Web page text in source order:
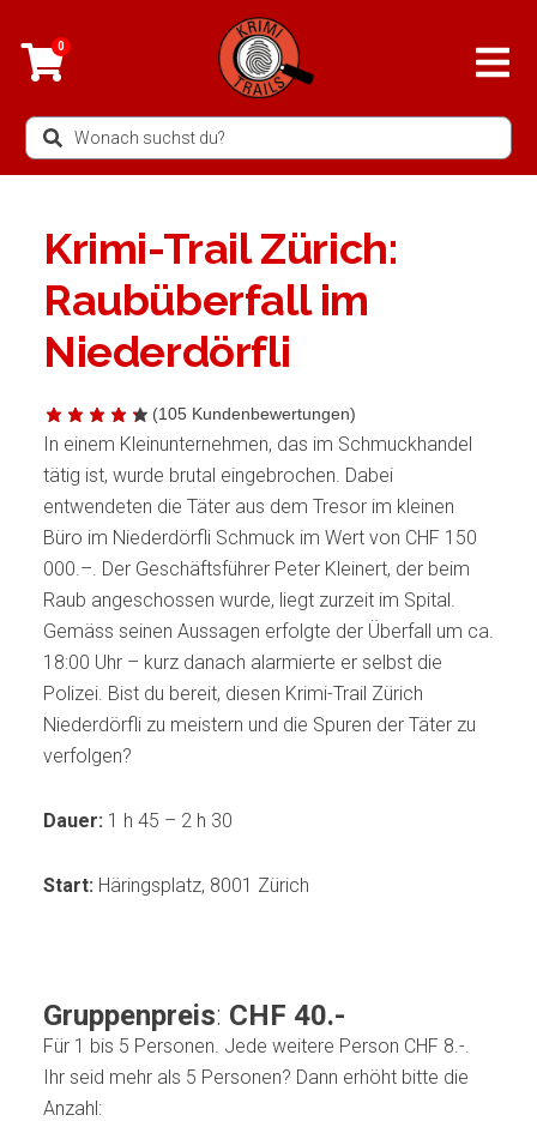
Inhalt
springen
0
Search
...
Krimi-Trail Zürich:
Raubüberfall im
Niederdörfli
(105 Kundenbewertungen)
In einem Kleinunternehmen, das im Schmuckhandel
tätig ist, wurde brutal eingebrochen. Dabei
entwendeten die Täter aus dem Tresor im kleinen
Büro im Niederdörfli Schmuck im Wert von CHF 150
000.–. Der Geschäftsführer Peter Kleinert, der beim
Raub angeschossen wurde, liegt zurzeit im Spital.
Gemäss seinen Aussagen erfolgte der Überfall um ca.
18:00 Uhr – kurz danach alarmierte er selbst die
Polizei. Bist du bereit, diesen Krimi-Trail Zürich
Niederdörfli zu meistern und die Spuren der Täter zu
verfolgen?
Dauer: 1 h 45 – 2 h 30
Start: Häringsplatz, 8001 Zürich
Gruppenpreis: CHF 40.-
Für 1 bis 5 Personen. Jede weitere Person CHF 8.-.
Ihr seid mehr als 5 Personen? Dann erhöht bitte die
Anzahl: